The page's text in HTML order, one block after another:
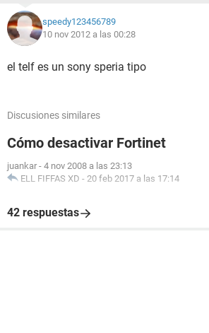
speedy123456789
10 nov 2012 a las 00:28
el telf es un sony speria tipo
Discusiones similares
Cómo desactivar Fortinet
juankar - 4 nov 2008 a las 23:13
ELL FIFFAS XD - 20 feb 2017 a las 17:14
42 respuestas